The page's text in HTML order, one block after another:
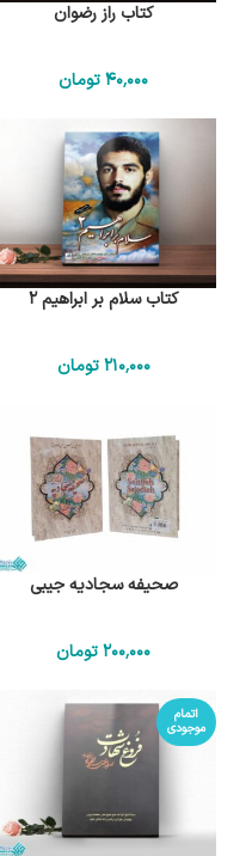
کتاب راز رضوان
40٬000تومان
کتاب سلام بر ابراهیم 2
210٬000 تومان
صحیفه سجادیه جیبی
200٬000تومان
اتمام
موجودی